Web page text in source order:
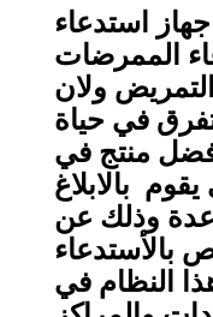
استدعاء
الممرضات
ولان
في حياة
منتج في
بالابلاغ
وذلك عن
بالأستدعاء
النظام في